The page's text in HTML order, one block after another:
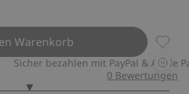
Warenkorb
bezahlen mit PayPal & Apple Pay
0 Bewertungen